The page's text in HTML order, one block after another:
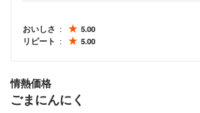
おいしさ
5.00
リピート
5.00
情熱価格
ごまにんにく